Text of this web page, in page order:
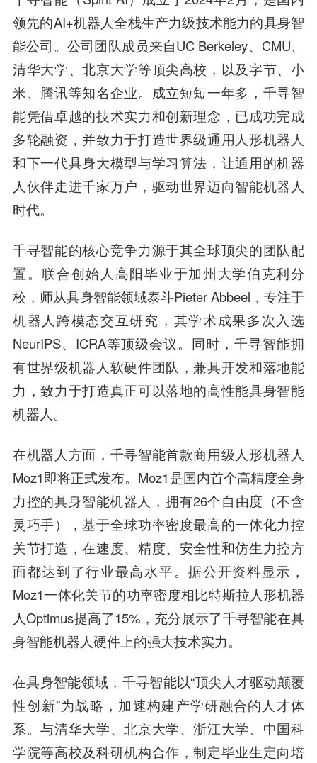
领先的AI+机器人全栈生产力级技术能力的具身智
能公司。公司团队成员来自UC Berkeley、CMU、
清华大学、北京大学等顶尖高校，以及字节、小
米、腾讯等知名企业。成立短短一年多，千寻智
能凭借卓越的技术实力和创新理念，已成功完成
多轮融资，并致力于打造世界级通用人形机器人
和下一代具身大模型与学习算法，让通用的机器
人伙伴走进千家万户，驱动世界迈向智能机器人
时代。
千寻智能的核心竞争力源于其全球顶尖的团队配
置。联合创始人高阳毕业于加州大学伯克利分
校，师从具身智能领域泰斗Pieter Abbeel，专注于
机器人跨模态交互研究，其学术成果多次入选
NeurIPS、ICRA等顶级会议。同时，千寻智能拥
有世界级机器人软硬件团队，兼具开发和落地能
力，致力于打造真正可以落地的高性能具身智能
机器人。
在机器人方面，千寻智能首款商用级人形机器人
Moz1即将正式发布。Moz1是国内首个高精度全身
力控的具身智能机器人，拥有26个自由度（不含
灵巧手），基于全球功率密度最高的一体化力控
关节打造，在速度、精度、安全性和仿生力控方
面都达到了行业最高水平。据公开资料显示，
Moz1一体化关节的功率密度相比特斯拉人形机器
人Optimus提高了15%，充分展示了千寻智能在具
身智能机器人硬件上的强大技术实力。
在具身智能领域，千寻智能以“顶尖人才驱动颠覆
性创新”为战略，加速构建产学研融合的人才体
系。与清华大学、北京大学、浙江大学、中国科
学院等高校及科研机构合作，制定毕业生定向培